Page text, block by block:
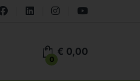
0
€ 0,00
geschlossen. Seine Funktionalität ist